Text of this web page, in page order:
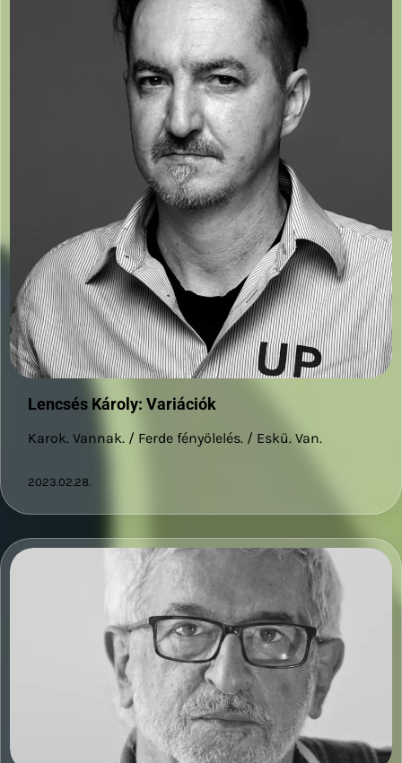
Lencsés Károly: Variációk
Karok. Vannak. / Ferde fényölelés. / Eskü. Van.
2023.02.28.